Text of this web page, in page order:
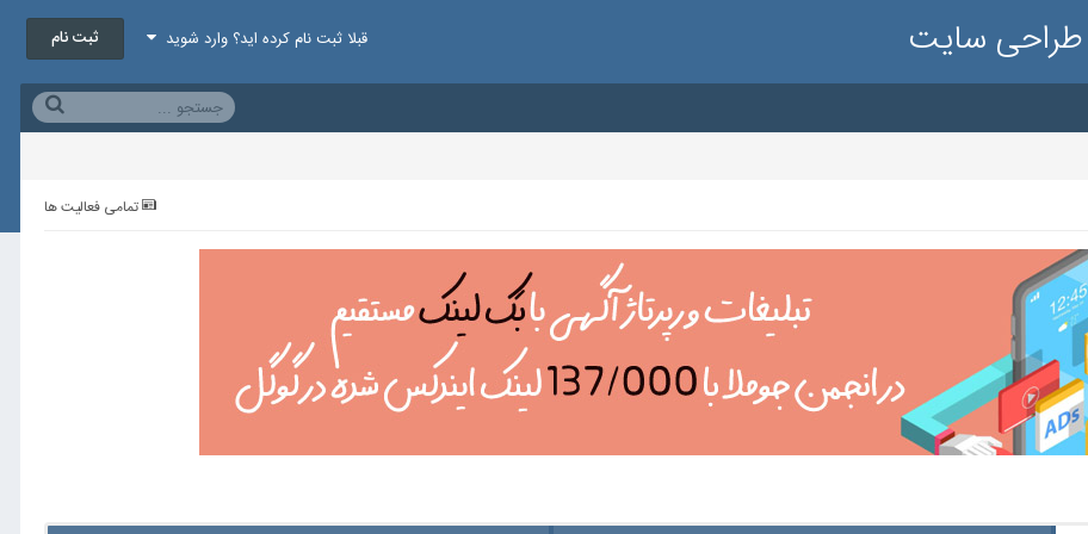
طراحی سایت قبلا ثبت نام کرده اید؟ وارد شوید ثبت نام
تمامی فعالیت ها